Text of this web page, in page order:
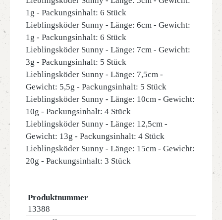
1g - Packungsinhalt: 6 Stück
Lieblingsköder Sunny - Länge: 6cm - Gewicht:
1g - Packungsinhalt: 6 Stück
Lieblingsköder Sunny - Länge: 7cm - Gewicht:
3g - Packungsinhalt: 5 Stück
Lieblingsköder Sunny - Länge: 7,5cm -
Gewicht: 5,5g - Packungsinhalt: 5 Stück
Lieblingsköder Sunny - Länge: 10cm - Gewicht:
10g - Packungsinhalt: 4 Stück
Lieblingsköder Sunny - Länge: 12,5cm -
Gewicht: 13g - Packungsinhalt: 4 Stück
Lieblingsköder Sunny - Länge: 15cm - Gewicht:
20g - Packungsinhalt: 3 Stück
Produktnummer
13388